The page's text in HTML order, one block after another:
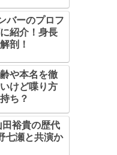
バーのプロフ
紹介！身長
剖！
や本名を徹
けど喋り方
ち？
田裕貴の歴代
七瀬と共演か